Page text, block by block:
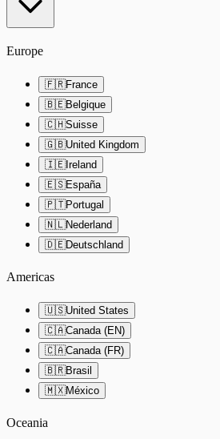
Europe
🇫🇷France
🇧🇪Belgique
🇨🇭Suisse
🇬🇧United Kingdom
🇮🇪Ireland
🇪🇸España
🇵🇹Portugal
🇳🇱Nederland
🇩🇪Deutschland
Americas
🇺🇸United States
🇨🇦Canada (EN)
🇨🇦Canada (FR)
🇧🇷Brasil
🇲🇽México
Oceania